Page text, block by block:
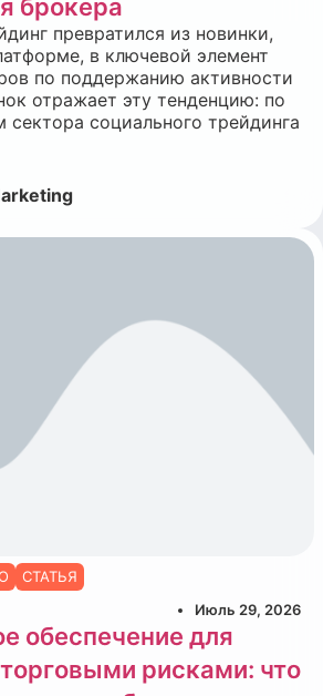
брокера
превратился из новинки,
в ключевой элемент
по поддержанию активности
отражает эту тенденцию: по
сектора социального трейдинга
СТАТЬЯ
Июль 29, 2026
обеспечение для
рисками: что